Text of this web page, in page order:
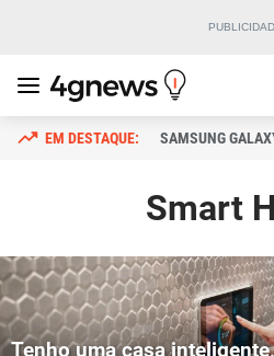
SAMSUNG
Smart
Tenho uma casa